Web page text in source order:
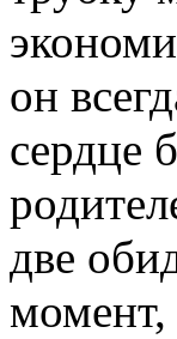
он
сердце
две